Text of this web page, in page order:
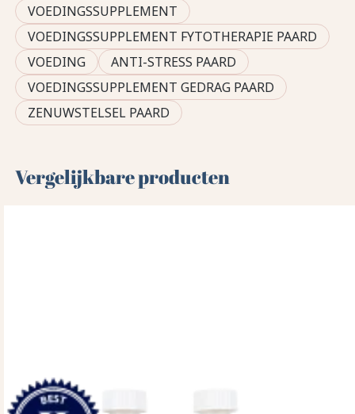
VOEDINGSSUPPLEMENT
VOEDINGSSUPPLEMENT FYTOTHERAPIE PAARD
VOEDING
ANTI-STRESS PAARD
VOEDINGSSUPPLEMENT GEDRAG PAARD
ZENUWSTELSEL PAARD
Vergelijkbare producten